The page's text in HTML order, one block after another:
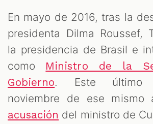
En mayo de 2016, tras la
presidenta Dilma Roussef,
la presidencia de Brasil e
como Ministro de la
Gobierno. Este último
noviembre de ese mismo
acusación del ministro de